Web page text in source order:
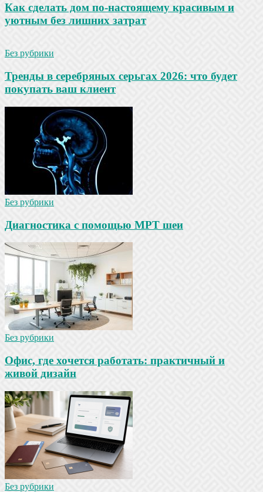
Как сделать дом по-настоящему красивым и
уютным без лишних затрат
Без рубрики
Тренды в серебряных серьгах 2026: что будет
покупать ваш клиент
Без рубрики
Диагностика с помощью МРТ шеи
Без рубрики
Офис, где хочется работать: практичный и
живой дизайн
Без рубрики